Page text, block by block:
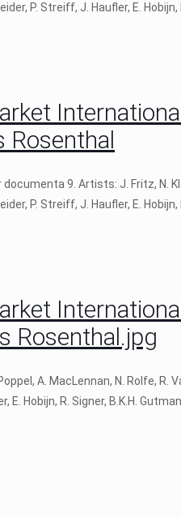
P. Streiff, J. Haufler, E.
Rosenthal
9. Artists: J. Fritz, N.
P. Streiff, J. Haufler, E.
Rosenthal.jpg
A. MacLennan, N. Rolfe, R.
E. Hobijn, R. Signer, B.K.H.